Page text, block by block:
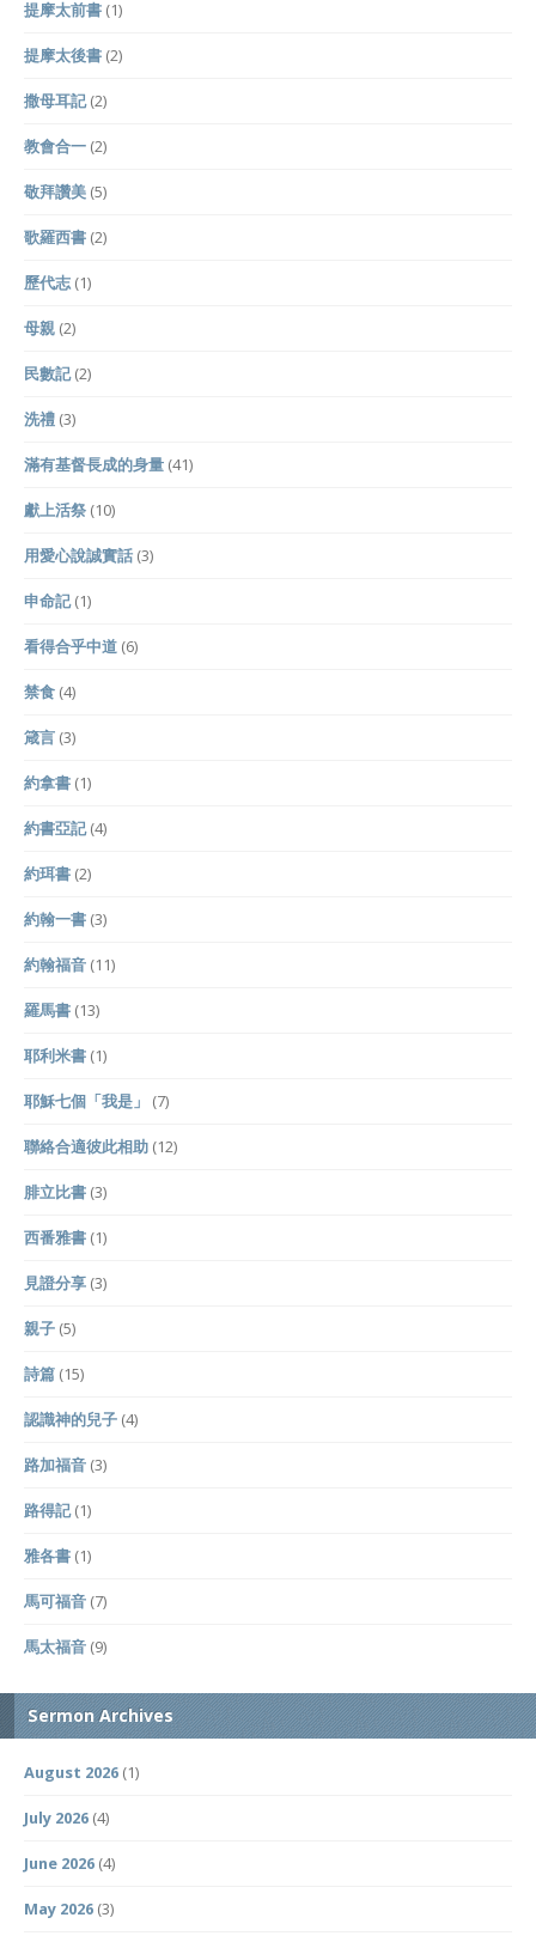
提摩太前書 (1)
提摩太後書 (2)
撒母耳記(2)
教會合一 (2)
敬拜讚美 (5)
歌羅西書 (2)
歷代志 (1)
母親 (2)
民數記(2)
洗禮 (3)
滿有基督長成的身量 (41)
獻上活祭 (10)
用愛心說誠實話 (3)
申命記(1)
看得合乎中道 (6)
禁食 (4)
箴言 (3)
約拿書 (1)
約書亞記(4)
約珥書 (2)
約翰一書 (3)
約翰福音 (11)
羅馬書 (13)
耶利米書 (1)
耶穌七個「我是」 (7)
聯絡合適彼此相助 (12)
腓立比書 (3)
西番雅書 (1)
見證分享 (3)
親子 (5)
詩篇 (15)
認識神的兒子 (4)
路加福音 (3)
路得記(1)
雅各書 (1)
馬可福音 (7)
馬太福音 (9)
Sermon Archives
August 2026 (1)
July 2026 (4)
June 2026 (4)
May 2026 (3)